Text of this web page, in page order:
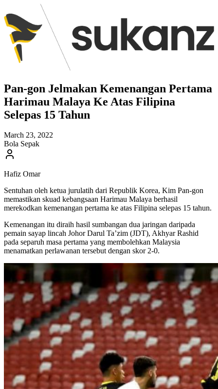
Pan-gon Jelmakan Kemenangan Pertama
Harimau Malaya Ke Atas Filipina
Selepas 15 Tahun
March 23, 2022
Bola Sepak
Hafiz Omar
Sentuhan oleh ketua jurulatih dari Republik Korea, Kim Pan-gon
memastikan skuad kebangsaan Harimau Malaya berhasil
merekodkan kemenangan pertama ke atas Filipina selepas 15 tahun.
Kemenangan itu diraih hasil sumbangan dua jaringan daripada
pemain sayap lincah Johor Darul Ta’zim (JDT), Akhyar Rashid
pada separuh masa pertama yang membolehkan Malaysia
menamatkan perlawanan tersebut dengan skor 2-0.